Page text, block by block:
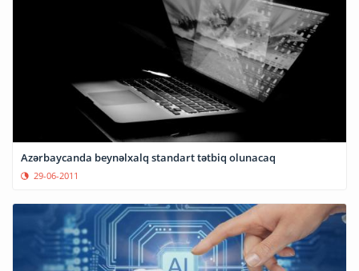
Azərbaycanda beynəlxalq standart tətbiq olunacaq
29-06-2011